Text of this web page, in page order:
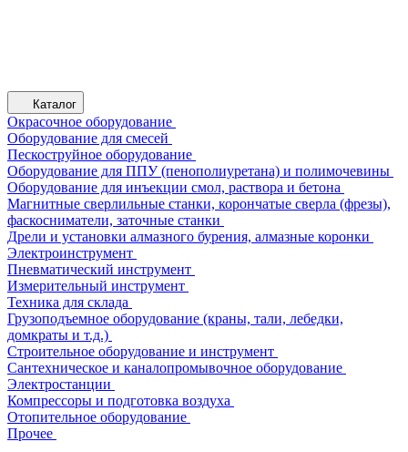
Каталог
Окрасочное оборудование
Оборудование для смесей
Пескоструйное оборудование
Оборудование для ППУ (пенополиуретана) и полимочевины
Оборудование для инъекции смол, раствора и бетона
Магнитные сверлильные станки, корончатые сверла (фрезы),
фаскосниматели, заточные станки
Дрели и установки алмазного бурения, алмазные коронки
Электроинструмент
Пневматический инструмент
Измерительный инструмент
Техника для склада
Грузоподъемное оборудование (краны, тали, лебедки,
домкраты и т.д.)
Строительное оборудование и инструмент
Сантехническое и каналопромывочное оборудование
Электростанции
Компрессоры и подготовка воздуха
Отопительное оборудование
Прочее